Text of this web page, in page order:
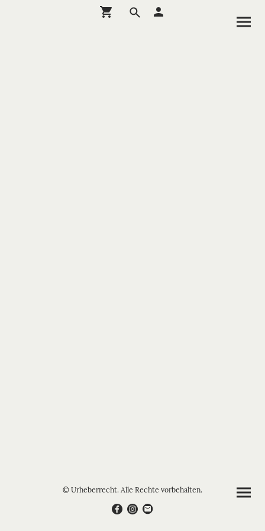
© Urheberrecht. Alle Rechte vorbehalten.